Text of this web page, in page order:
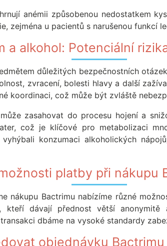
anémii způsobenou nedostatkem
zejména u pacientů s narušenou funkcí
a alkohol: Potenciální
důležitých bezpečnostních
zvracení, bolesti hlavy a další
koordinaci, což může být zvláště
zasahovat do procesu hojení a
což je klíčové pro metabolizaci
konzumaci alkoholických
platby při nákupu
nákupu Bactrimu nabízíme různé
dávají přednost větší
dbáme na vysoké standardy
objednávku